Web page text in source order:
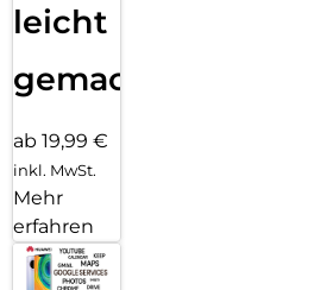
leicht
gemacht!
ab 19,99 €
inkl. MwSt.
Mehr
erfahren